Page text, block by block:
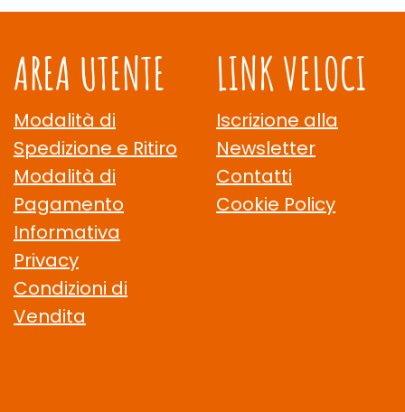
AREA UTENTE
Modalità di
Spedizione e Ritiro
Modalità di
Pagamento
Informativa
Privacy
Condizioni di
Vendita
LINK VELOCI
Iscrizione alla
Newsletter
Contatti
Cookie Policy